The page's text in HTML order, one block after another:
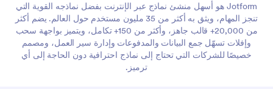
Jotform هو أسهل منشئ نماذج عبر الإنترنت بفضل نماذجه القوية التي
تنجز المهام، ويثق به أكثر من 35 مليون مستخدم حول العالم. يضم أكثر
من 20,000+ قالب جاهز، وأكثر من 150+ تكامل، ويتميز بواجهة سحب
وإفلات تسهّل جمع البيانات والمدفوعات وإدارة سير العمل، ومصمم
خصيصًا للشركات التي تحتاج إلى نماذج احترافية دون الحاجة إلى أي
ترميز.